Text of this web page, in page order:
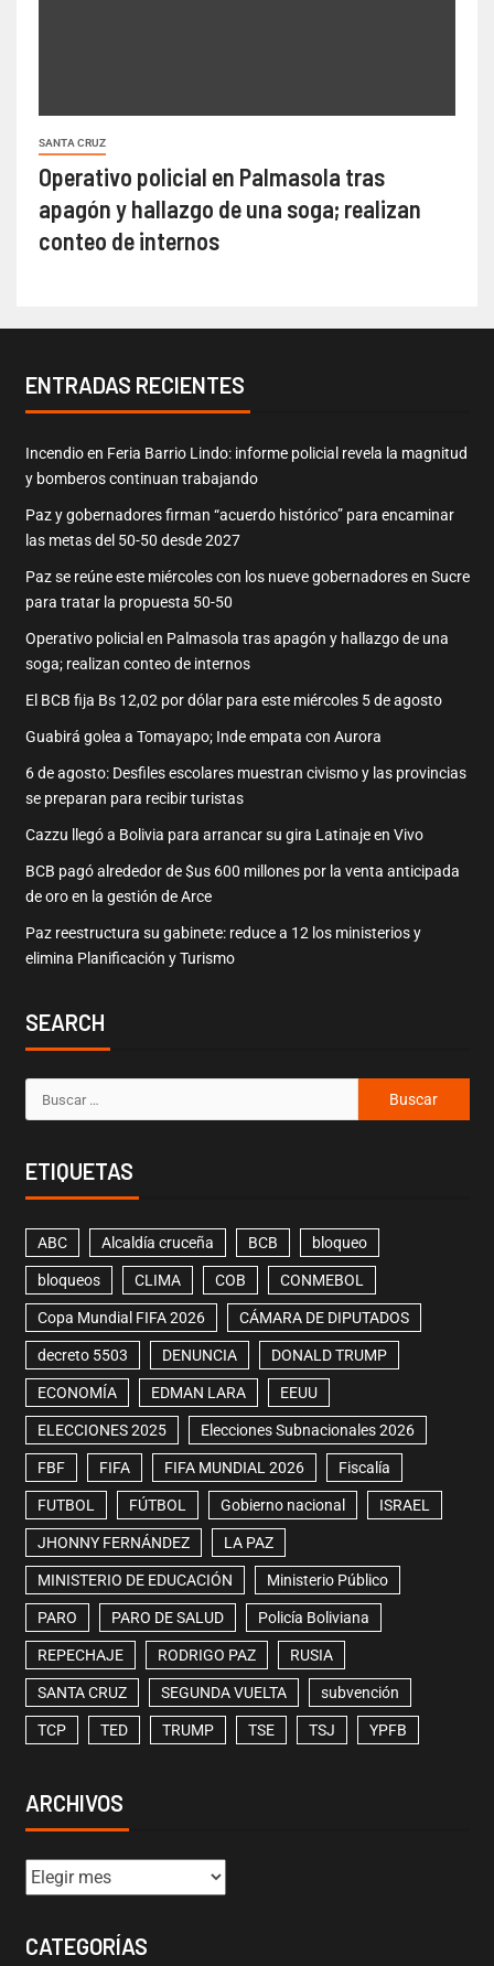
SANTA CRUZ
Operativo policial en Palmasola tras
apagón y hallazgo de una soga; realizan
conteo de internos
ENTRADAS RECIENTES
Incendio en Feria Barrio Lindo: informe policial revela la magnitud
y bomberos continuan trabajando
Paz y gobernadores firman “acuerdo histórico” para encaminar
las metas del 50-50 desde 2027
Paz se reúne este miércoles con los nueve gobernadores en Sucre
para tratar la propuesta 50-50
Operativo policial en Palmasola tras apagón y hallazgo de una
soga; realizan conteo de internos
El BCB fija Bs 12,02 por dólar para este miércoles 5 de agosto
Guabirá golea a Tomayapo; Inde empata con Aurora
6 de agosto: Desfiles escolares muestran civismo y las provincias
se preparan para recibir turistas
Cazzu llegó a Bolivia para arrancar su gira Latinaje en Vivo
BCB pagó alrededor de $us 600 millones por la venta anticipada
de oro en la gestión de Arce
Paz reestructura su gabinete: reduce a 12 los ministerios y
elimina Planificación y Turismo
SEARCH
ETIQUETAS
ABC Alcaldía cruceña BCB bloqueo
bloqueos CLIMA COB CONMEBOL
Copa Mundial FIFA 2026 CÁMARA DE DIPUTADOS
decreto 5503 DENUNCIA DONALD TRUMP
ECONOMÍA EDMAN LARA EEUU
ELECCIONES 2025 Elecciones Subnacionales 2026
FBF FIFA FIFA MUNDIAL 2026 Fiscalía
FUTBOL FÚTBOL Gobierno nacional ISRAEL
JHONNY FERNÁNDEZ LA PAZ
MINISTERIO DE EDUCACIÓN Ministerio Público
PARO PARO DE SALUD Policía Boliviana
REPECHAJE RODRIGO PAZ RUSIA
SANTA CRUZ SEGUNDA VUELTA subvención
TCP TED TRUMP TSE TSJ YPFB
ARCHIVOS
CATEGORÍAS